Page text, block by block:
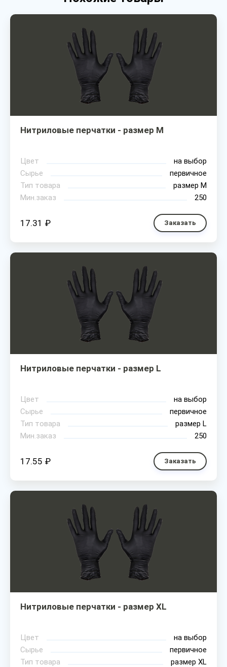
Нитриловые перчатки - размер M
Цвет
на выбор
Сырье
первичное
Тип товара
размер М
Мин.заказ
250
17.31 ₽ Заказать
Нитриловые перчатки - размер L
Цвет
на выбор
Сырье
первичное
Тип товара
размер L
Мин.заказ
250
17.55 ₽ Заказать
Нитриловые перчатки - размер XL
Цвет
на выбор
Сырье
первичное
Тип товара
размер XL